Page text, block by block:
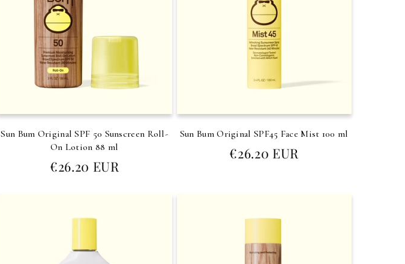
Sun Bum Original SPF 50 Sunscreen Roll-
On Lotion 88 ml
Prezzo
di
€26.20 EUR
Sun Bum Original SPF45 Face Mist 100 ml
Prezzo
di
€26.20 EUR